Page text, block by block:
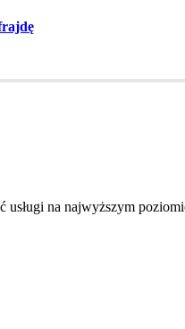
na najwyższym